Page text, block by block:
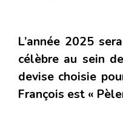
L’année 2025
célèbre au sein
devise choisie
François est «